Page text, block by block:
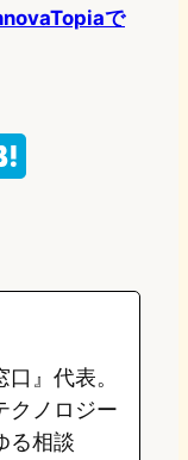
で
e
a
口』代表。
クノロジー
る相談